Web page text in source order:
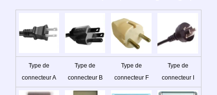
Type de
connecteur A
Type de
connecteur B
Type de
connecteur F
Type de
connecteur I